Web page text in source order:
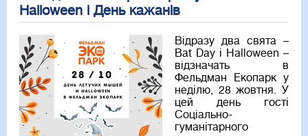
Halloween і День кажанів
Відразу два свята –
Bat Day і Halloween –
відзначать в
Фельдман Екопарк у
неділю, 28 жовтня. У
цей день гості
Соціально-
гуманітарного